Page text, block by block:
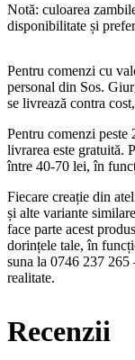
Notă: culoarea
disponibilitate și
Pentru comenzi cu
personal din Sos.
se livrează contra
Pentru comenzi
livrarea este gratuită.
între 40-70 lei, în
Fiecare creație din
și alte variante
face parte acest
dorințele tale, în
suna la 0746 237
realitate.
Recenzii